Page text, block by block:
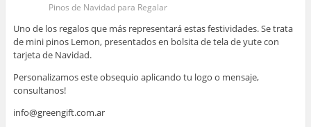
Pinos de Navidad para Regalar
Uno de los regalos que más representará estas festividades. Se trata
de mini pinos Lemon, presentados en bolsita de tela de yute con
tarjeta de Navidad.
Personalizamos este obsequio aplicando tu logo o mensaje,
consultanos!
info@greengift.com.ar